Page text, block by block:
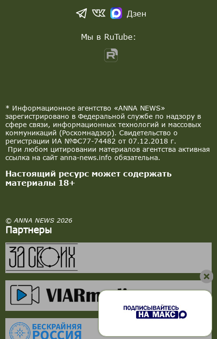
* Информационное агентство «ANNA NEWS»
зарегистрировано в Федеральной службе по надзору в
сфере связи, информационных технологий и массовых
коммуникаций (Роскомнадзор). Свидетельство о
регистрации ИА №ФС77-74482 от 07.12.2018 г.
При любом цитировании материалов агентства активная
ссылка на сайт anna-news.info обязательна.
Настоящий ресурс может содержать
материалы 18+
© ANNA NEWS 2026
Партнеры
Дзен
Мы в RuTube: